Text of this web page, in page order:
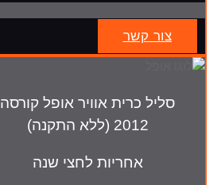
צור קשר
סליל כרית אוויר אופל קורסה
2012 (ללא התקנה)
אחריות לחצי שנה